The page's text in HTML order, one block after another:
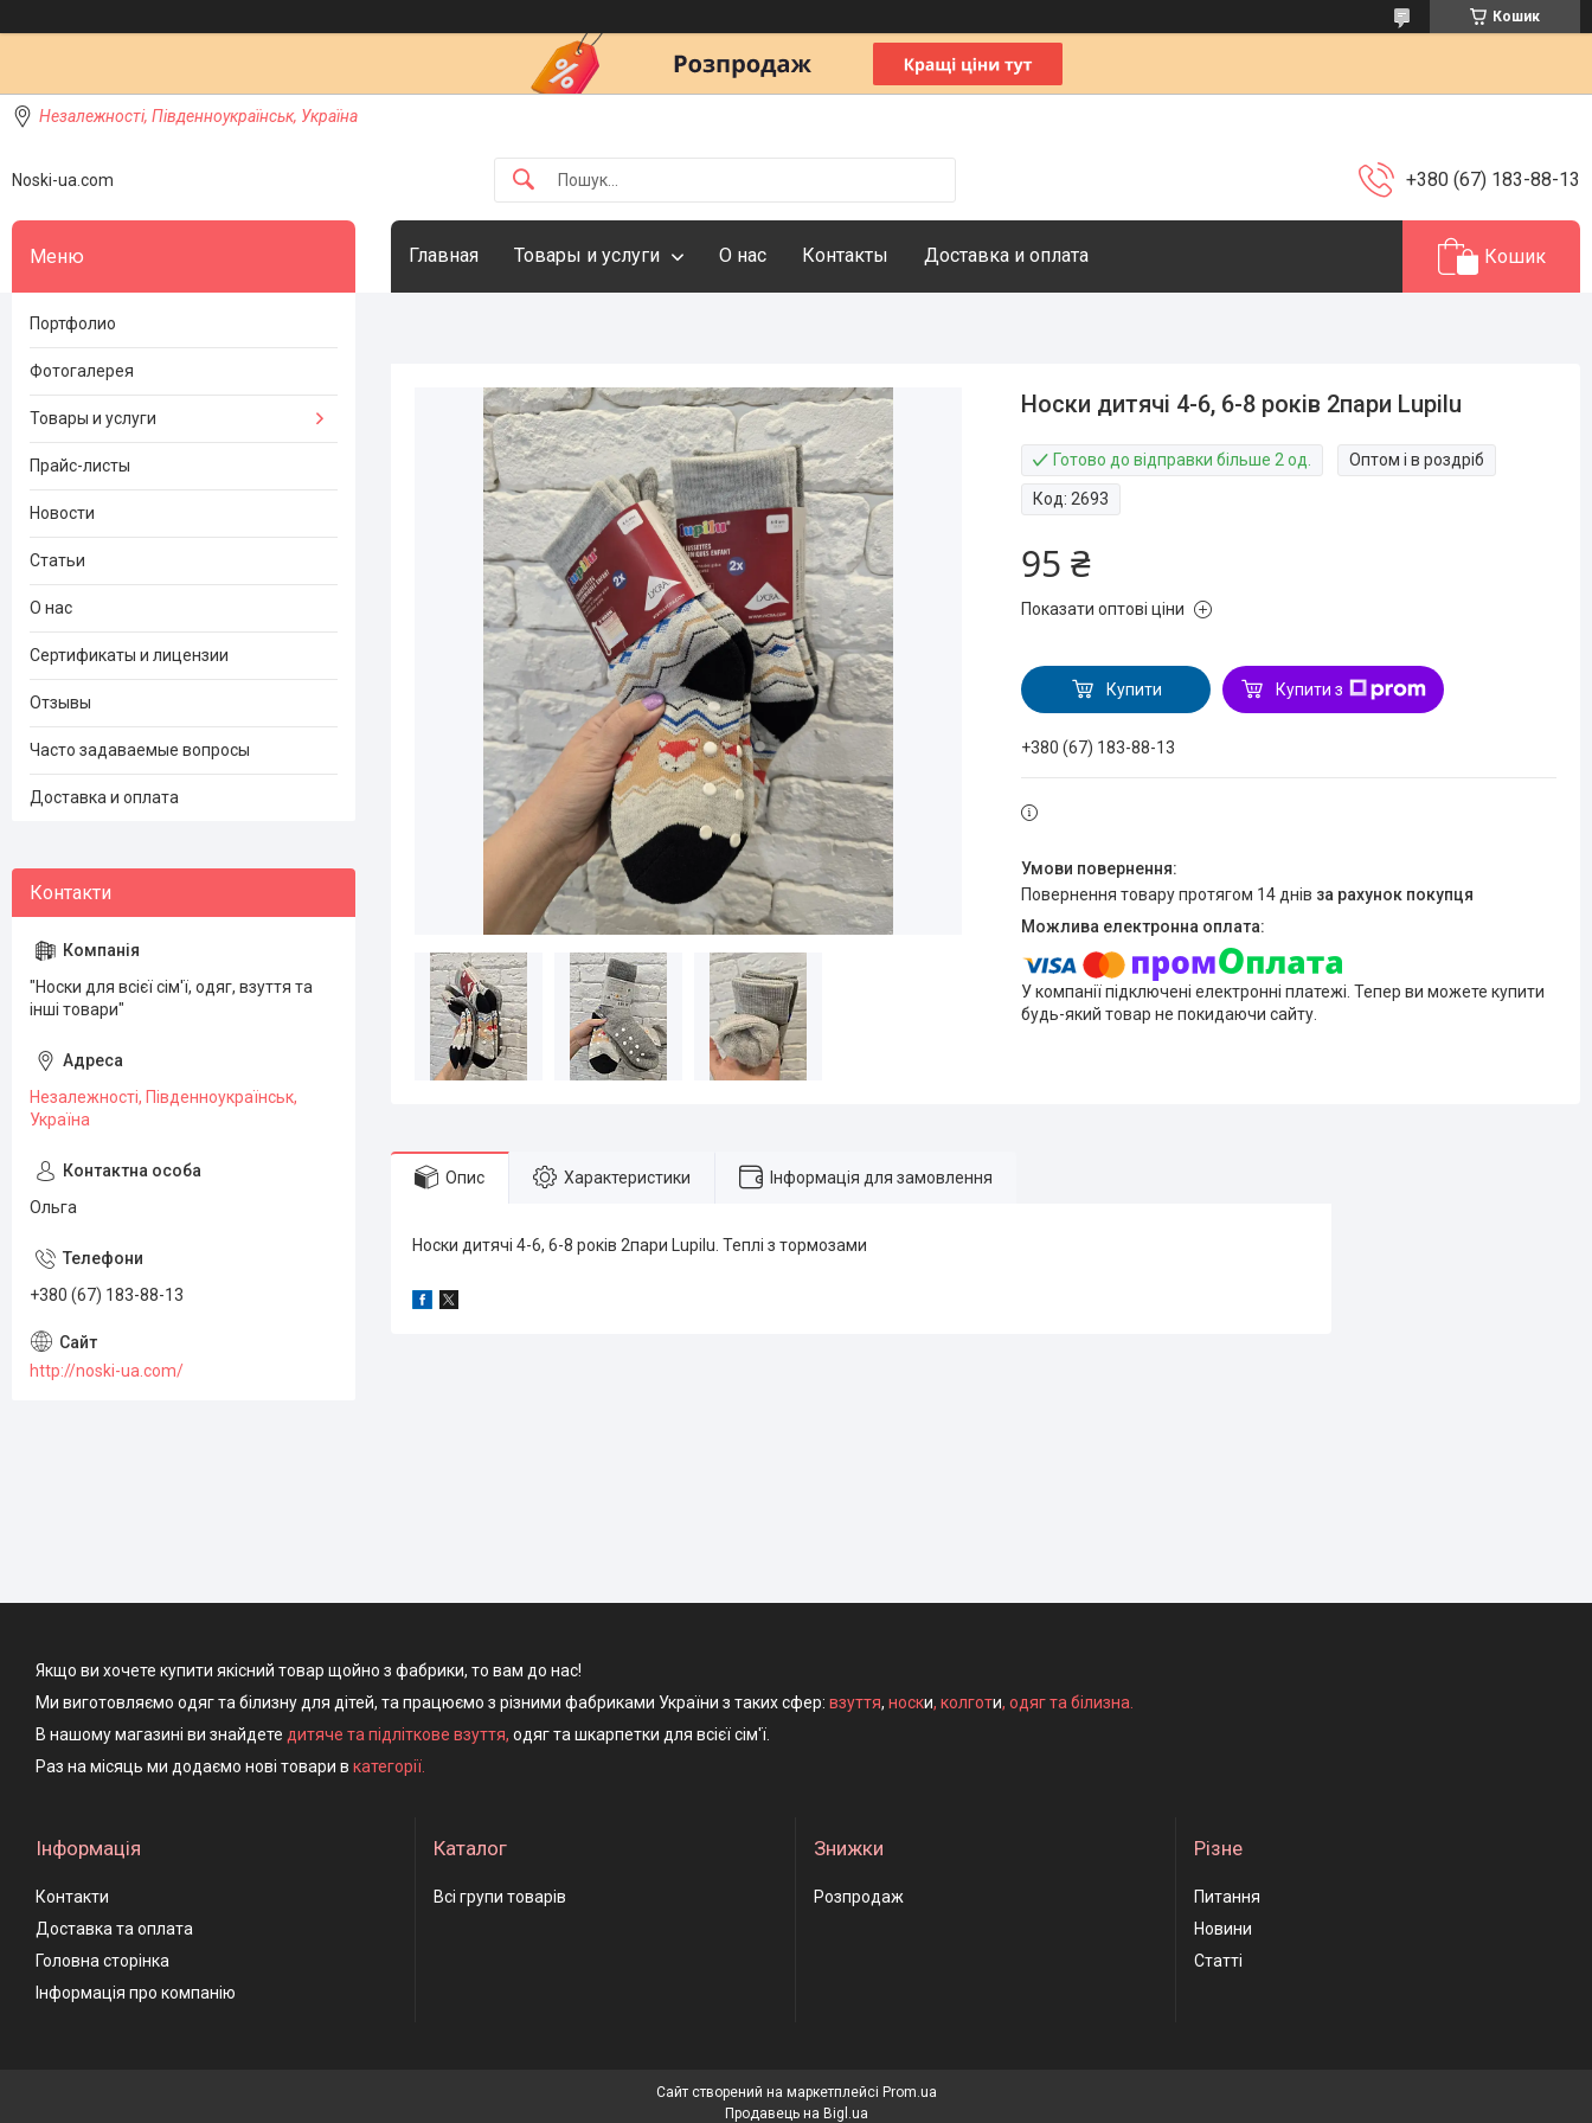
Кошик
Незалежності, Південноукраїнськ, Україна
Noski-ua.com +380 (67) 183-88-13
Главная Товары и услуги О нас Контакты Доставка и оплата Кошик
Носки дитячі 4-6, 6-8 років 2пари Lupilu
Готово до відправки більше 2 од. Оптом і в роздріб
Код: 2693
95 ₴
Показати оптові ціни
Купити Купити з
+380 (67) 183-88-13
повернення товару протягом 14 днів за рахунок покупця
У компанії підключені електронні платежі. Тепер ви можете купити
будь-який товар не покидаючи сайту.
Опис Характеристики Інформація для замовлення
Носки дитячі 4-6, 6-8 років 2пари Lupilu. Теплі з тормозами
Портфолио
Фотогалерея
Товары и услуги
Прайс-листы
Новости
Статьи
О нас
Сертификаты и лицензии
Отзывы
Часто задаваемые вопросы
Доставка и оплата
"Носки для всієї сім'ї, одяг, взуття та
інші товари"
Незалежності, Південноукраїнськ,
Україна
Ольга
+380 (67) 183-88-13
http://noski-ua.com/
Якщо ви хочете купити якісний товар щойно з фабрики, то вам до нас!
Ми виготовляємо одяг та білизну для дітей, та працюємо з різними фабриками України з таких сфер: взуття, носки, колготи, одяг та білизна.
В нашому магазині ви знайдете дитяче та підліткове взуття, одяг та шкарпетки для всієї сім'ї.
Раз на місяць ми додаємо нові товари в категорії.
Інформація
Контакти
Доставка та оплата
Головна сторінка
Інформація про компанію
Каталог
Всі групи товарів
Знижки
Розпродаж
Різне
Питання
Новини
Статті
Сайт створений на маркетплейсі Prom.ua
Продавець на Bigl.ua